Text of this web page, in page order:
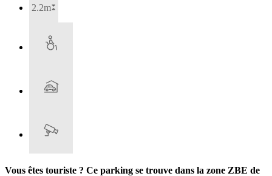
2.2m
Vous êtes touriste ? Ce parking se trouve dans la zone ZBE de